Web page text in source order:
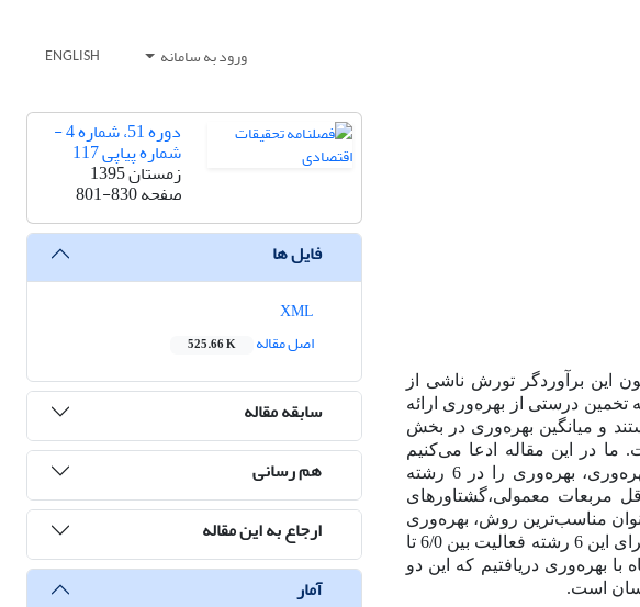
ورود به سامانه ENGLISH
این برآوردگر تورش ناشی از
تخمین درستی از بهره‌وری ارائه
و میانگین بهره‌وری در بخش
است. در ثانی ادعا می‌کند که سهم نیروی کار در تابع تولید کم‌تر از 40% است. ما در این مقاله ادعا می‌کنیم
بهره‌وری سولو علامت‌های غلط به سیاست‌گذار می‌دهد. در این تحقیق ضمن بررسی روش‌شناسی تخمین بهره‌وری، بهره‌وری را در 6 رشته
که با روش حداقل مربعات معمولی،گشتاورهای
پارامتریک برآورد شده، مقایسه کرده و با انتخاب روش لوینسون و پترین (2003) به عنوان مناسب‌ترین روش، بهره‌وری
را در سطح بنگاه برآورد کرده‌ایم. . نتایج این تحقیق نشان می‌دهد سهم نیروی کار از تولید در سطح داده‌های خرد برای این 6 رشته فعالیت بین 6/0 تا
بنگاه با بهره‌وری دریافتیم که این دو
است.
دوره 51، شماره 4 -
شماره پیاپی 117
زمستان 1395
صفحه801-830
فایل ها
اصل مقاله
525.66 K
سابقه مقاله
هم رسانی
ارجاع به این مقاله
آمار